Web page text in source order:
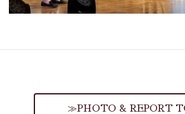
≫PHOTO & REPORT